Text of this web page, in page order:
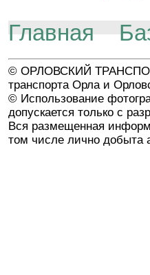
Главная
© ОРЛОВСКИЙ
транспорта Орла и
© Использование
допускается только с
Вся размещенная
том числе лично добыта